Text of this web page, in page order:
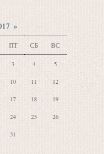
»
ПТ СБ ВС
3 4 5
10 11 12
17 18 19
24 25 26
31